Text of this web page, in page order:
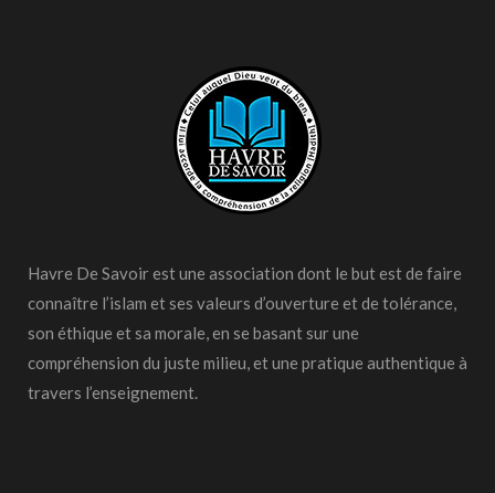
Havre De Savoir est une association dont le but est de faire
connaître l’islam et ses valeurs d’ouverture et de tolérance,
son éthique et sa morale, en se basant sur une
compréhension du juste milieu, et une pratique authentique à
travers l’enseignement.